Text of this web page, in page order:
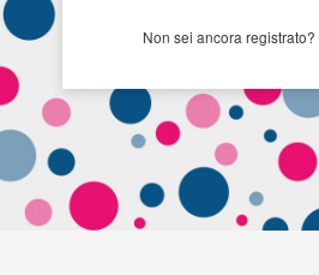
Non sei ancora registrato?